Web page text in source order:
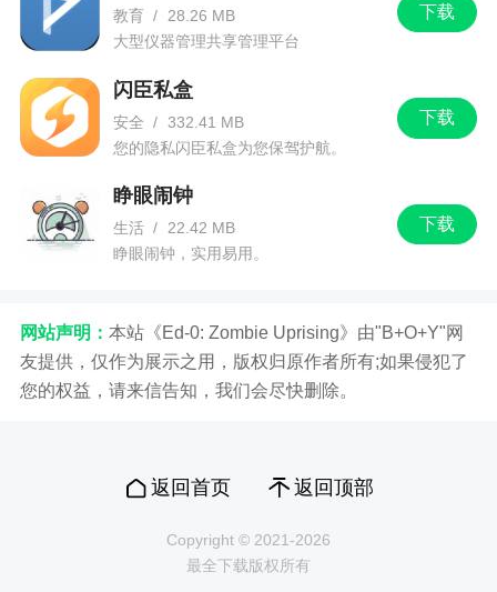
下载
教育 / 28.26 MB
大型仪器管理共享管理平台
下载
闪臣私盒
安全 / 332.41 MB
您的隐私闪臣私盒为您保驾护航。
下载
睁眼闹钟
生活 / 22.42 MB
睁眼闹钟，实用易用。
网站声明： 本站《Ed-0: Zombie Uprising》由"B+O+Y"网
友提供，仅作为展示之用，版权归原作者所有;如果侵犯了
您的权益，请来信告知，我们会尽快删除。
返回首页 返回顶部
Copyright © 2021-2026
最全下载版权所有